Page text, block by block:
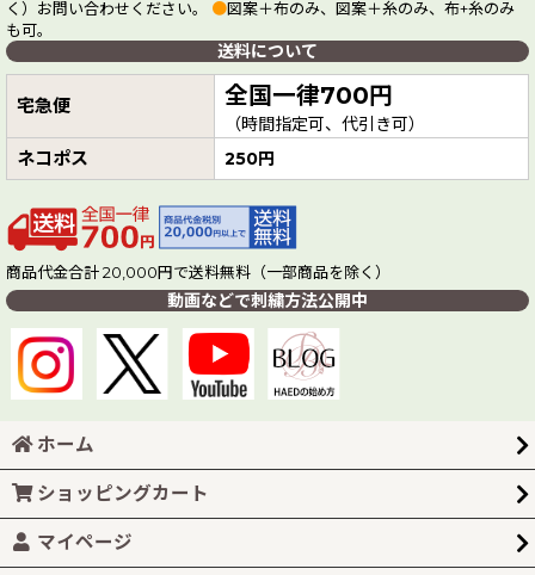
く）お問い合わせください。 ●図案＋布のみ、図案＋糸のみ、布+糸のみ
も可。
送料について
宅急便 全国一律700円
（時間指定可、代引き可）
ネコポス 250円
商品代金合計 20,000円で送料無料（一部商品を除く）
動画などで刺繍方法公開中
ホーム
ショッピングカート
マイページ